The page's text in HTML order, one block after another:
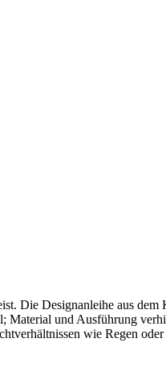
Die Designanleihe aus
Material und Ausführung
wie Regen